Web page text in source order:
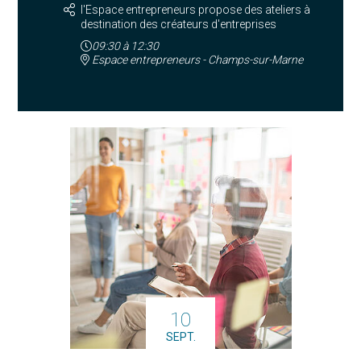
l'Espace entrepreneurs propose des ateliers à
destination des créateurs d'entreprises
09:30à12:30
Espace entrepreneurs - Champs-sur-Marne
10
SEPT.